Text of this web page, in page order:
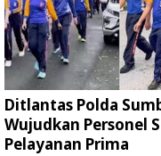
Ditlantas Polda
Wujudkan Personel
Pelayanan Prima